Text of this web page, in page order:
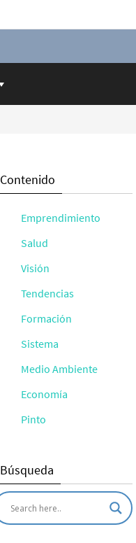
Contenido
Emprendimiento
Salud
Visión
Tendencias
Formación
Sistema
Medio Ambiente
Economía
Pinto
Búsqueda